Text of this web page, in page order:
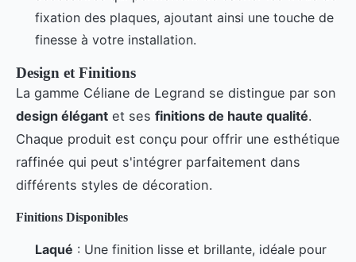
fixation des plaques, ajoutant ainsi une touche de
finesse à votre installation.
Design et Finitions
La gamme Céliane de Legrand se distingue par son
design élégant et ses finitions de haute qualité.
Chaque produit est conçu pour offrir une esthétique
raffinée qui peut s'intégrer parfaitement dans
différents styles de décoration.
Finitions Disponibles
Laqué : Une finition lisse et brillante, idéale pour